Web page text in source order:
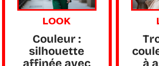
LOOK
Couleur :
silhouette